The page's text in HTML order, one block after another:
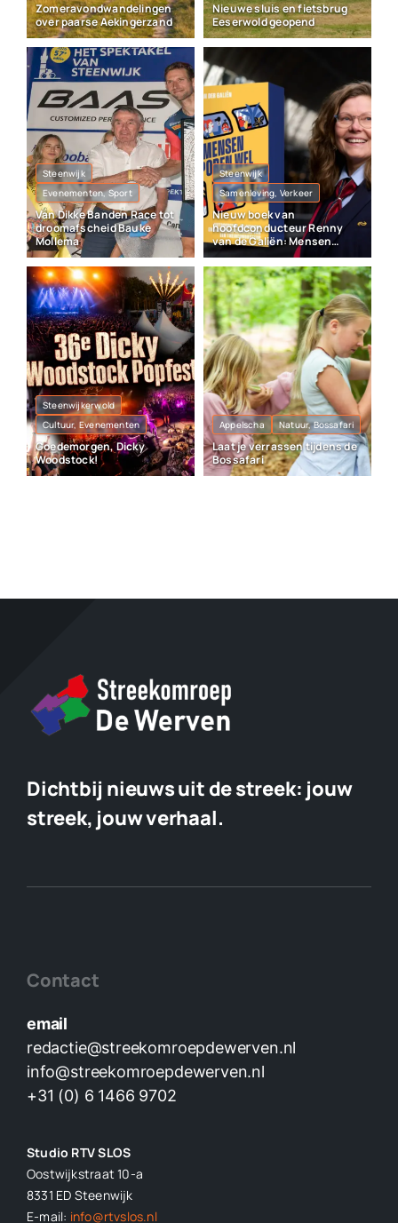
Zomeravondwandelingen
over paarse Aekingerzand
Nieuwe sluis en fietsbrug
Eeserwold geopend
Steenwijk
Evenementen, Sport
Van Dikke Banden Race tot
droomafscheid Bauke
Mollema
Steenwijk
Samenleving, Verkeer
Nieuw boek van
hoofdconducteur Renny
van de Galiën: Mensen
sporen wel
Steenwijkerwold
Cultuur, Evenementen
Goedemorgen, Dicky
Woodstock!
Appelscha Natuur, Bossafari
Laat je verrassen tijdens de
Bossafari
Dichtbij nieuws uit de streek: jouw
streek, jouw verhaal.
Contact
email
redactie@streekomroepdewerven.nl
info@streekomroepdewerven.nl
+31 (0) 6 1466 9702
Studio RTV SLOS
Oostwijkstraat 10-a
8331 ED Steenwijk
E-mail: info@rtvslos.nl